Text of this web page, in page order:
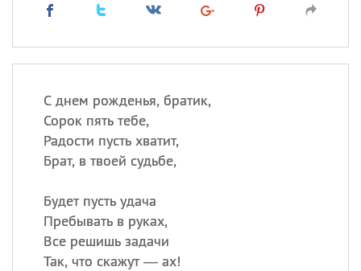
С днем рожденья, братик,
Сорок пять тебе,
Радости пусть хватит,
Брат, в твоей судьбе,
Будет пусть удача
Пребывать в руках,
Все решишь задачи
Так, что скажут — ах!